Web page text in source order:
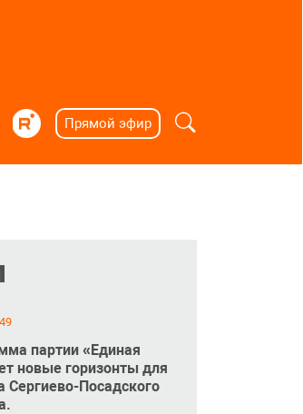
Прямой эфир
партии «Единая
новые горизонты для
Сергиево-Посадского